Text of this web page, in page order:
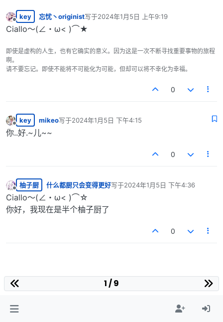
离线
key 忘忧丶originist写于2024年1月5日 上午9:19
最后由 编辑
Ciallo～(∠・ω< )⌒★
即使是虚构的人生，也有它确实的意义。因为这是一次不断寻找重要事物的旅程
啊。
请不要忘记。即使不能将不可能化为可能，但却可以将不幸化为幸福。
0
离线
key mikeo写于2024年1月5日 下午4:15
最后由 编辑
你..好.~儿~~
0
离线
柚子厨 什么都厨只会变得更好写于2024年1月5日 下午4:36
最后由 编辑
Ciallo～(∠・ω< )⌒☆​
你好，我现在是半个柚子厨了
0
1 / 9